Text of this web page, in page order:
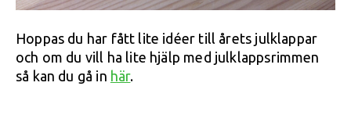
Hoppas du har fått lite idéer till årets julklappar
och om du vill ha lite hjälp med julklappsrimmen
så kan du gå in här.